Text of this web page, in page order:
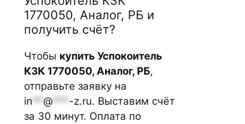
1770050, Аналог, РБ и
получить счёт?
Чтобы купить Успокоитель
КЗК 1770050, Аналог, РБ,
отправьте заявку на
in ** @ *** -z.ru. Выставим счёт
за 30 минут. Оплата по